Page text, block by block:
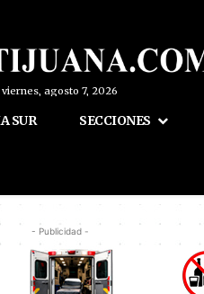
viernes, agosto 7, 2026
SUR SECCIONES
- Publicidad -